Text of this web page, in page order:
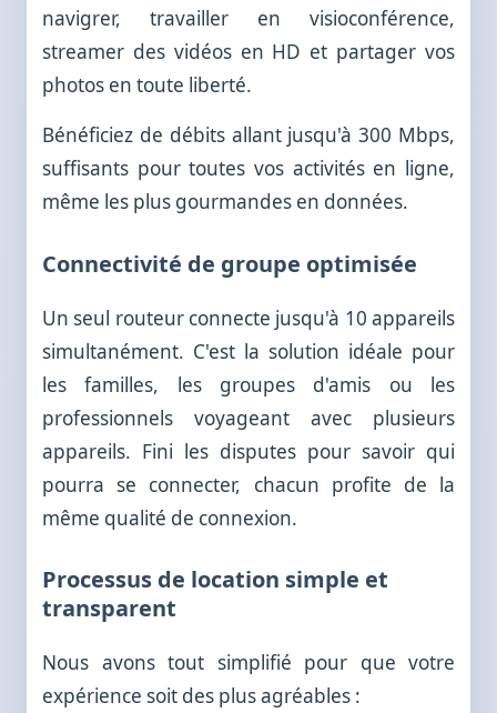
navigrer, travailler en visioconférence,
streamer des vidéos en HD et partager vos
photos en toute liberté.
Bénéficiez de débits allant jusqu'à 300 Mbps,
suffisants pour toutes vos activités en ligne,
même les plus gourmandes en données.
Connectivité de groupe optimisée
Un seul routeur connecte jusqu'à 10 appareils
simultanément. C'est la solution idéale pour
les familles, les groupes d'amis ou les
professionnels voyageant avec plusieurs
appareils. Fini les disputes pour savoir qui
pourra se connecter, chacun profite de la
même qualité de connexion.
Processus de location simple et
transparent
Nous avons tout simplifié pour que votre
expérience soit des plus agréables :